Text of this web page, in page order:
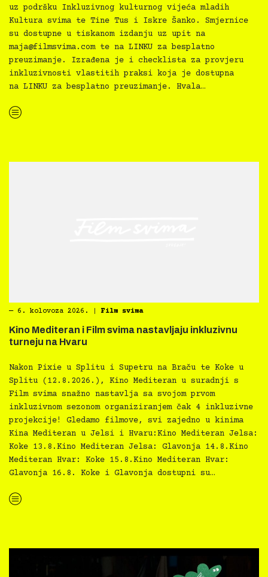
uz podršku Inkluzivnog kulturnog vijeća mladih
Kultura svima te Tine Tus i Iskre Šanko. Smjernice
su dostupne u tiskanom izdanju uz upit na
maja@filmsvima.comte na LINKU za besplatno
preuzimanje. Izrađena je i checklista za provjeru
inkluzivnosti vlastitih praksi koja je dostupna
na LINKU za besplatno preuzimanje. Hvala…
“Kultura svima — Smjernice za inkluzivne kulturne prakse”
― 6. kolovoza 2026. Film svima
Kino Mediteran i Film svima nastavljaju inkluzivnu
turneju na Hvaru
Nakon Pixie u Splitu i Supetru na Braču te Koke u
Splitu (12.8.2026.), Kino Mediteran u suradnji s
Film svima snažno nastavlja sa svojom prvom
inkluzivnom sezonom organiziranjem čak 4 inkluzivne
projekcije! Gledamo filmove, svi zajedno u kinima
Kina Mediteran u Jelsi i Hvaru:Kino Mediteran Jelsa:
Koke 13.8.Kino Mediteran Jelsa: Glavonja 14.8.Kino
Mediteran Hvar: Koke 15.8.Kino Mediteran Hvar:
Glavonja 16.8. Koke i Glavonja dostupni su…
“Kino Mediteran i Film svima nastavljaju inkluzivnu turneju na Hvaru”